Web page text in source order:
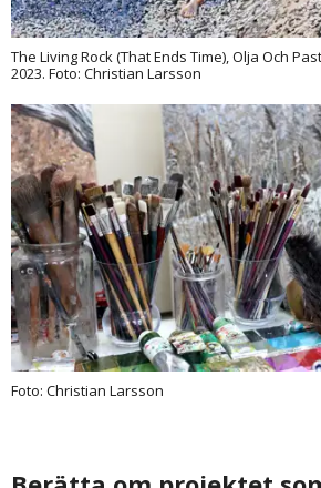
The Living Rock (That Ends Time), Olja Och
2023. Foto: Christian Larsson
Foto: Christian Larsson